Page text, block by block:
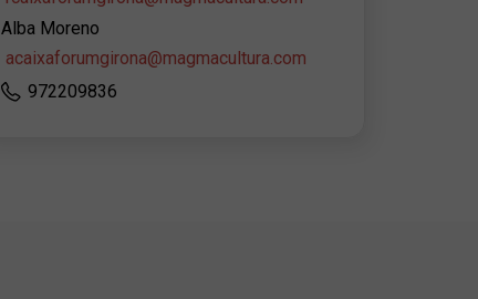
Alba Moreno
acaixaforumgirona@magmacultura.com
972209836